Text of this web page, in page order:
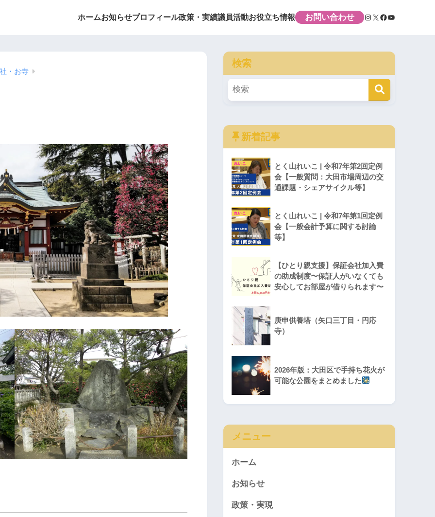
ホームお知らせプロフィール政策・実績議員活動お役立ち情報 お問い合わせ
・お寺
検索
新着記事
とく山れいこ | 令和7年第2回定例
会【一般質問：大田市場周辺の交
通課題・シェアサイクル等】
とく山れいこ | 令和7年第1回定例
会【一般会計予算に関する討論
等】
【ひとり親支援】保証会社加入費
の助成制度〜保証人がいなくても
安心してお部屋が借りられます〜
庚申供養塔（矢口三丁目・円応
寺）
2026年版：大田区で手持ち花火が
可能な公園をまとめました
メニュー
ホーム
お知らせ
政策・実現